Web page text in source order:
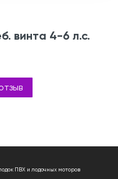
винта 4-6 л.с.
ПВХ и лодочных моторов